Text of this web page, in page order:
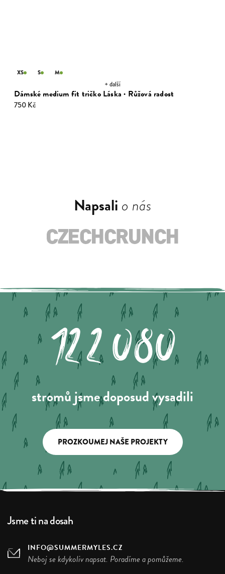
Dámské medium fit tričko Láska · Růžová radost
750 Kč
XS S M
+ další
Napsali o nás
122.080
stromů jsme doposud vysadili
PROZKOUMEJ NAŠE PROJEKTY
Jsme ti na dosah
INFO@SUMMERMYLES.CZ
Neboj se kdykoliv napsat. Poradíme a pomůžeme.